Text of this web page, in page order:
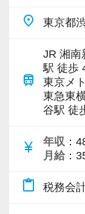
います。
専門Webサ
新規顧問契
各オフィス
で、税務調
税理士とい
お手伝いで
place 東京都
train
JR 湘南
駅 徒歩
東京メ
東急東
谷駅 徒
currency_yen 年収 ：
月給 ：
content_paste 税務会